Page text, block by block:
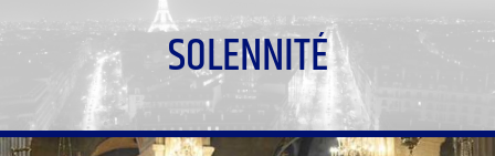
SOLENNITÉ